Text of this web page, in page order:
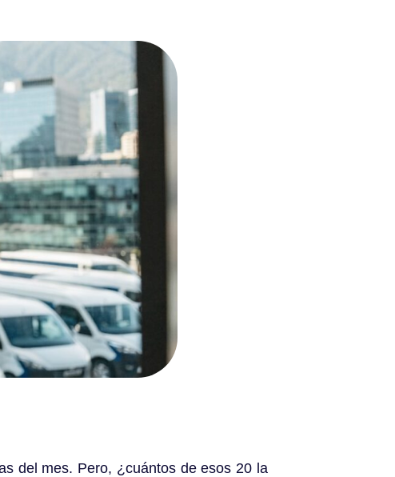
del mes. Pero, ¿cuántos de esos 20 la